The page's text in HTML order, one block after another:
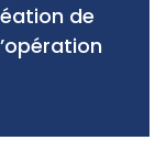
de